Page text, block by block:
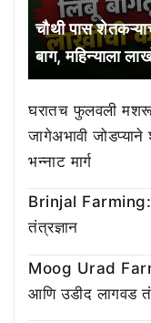
चौथी पास
बाग, महिन्याला
घरातच फुलवली
जागेअभावी
भन्नाट मार्ग
Brinjal Farming:
तंत्रज्ञान
Moog Urad
आणि उडीद लागवड